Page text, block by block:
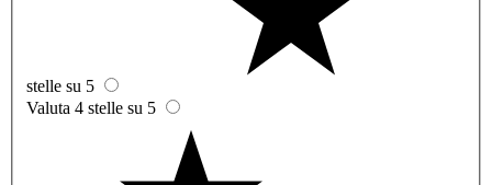
stelle su 5
Valuta 4 stelle su 5